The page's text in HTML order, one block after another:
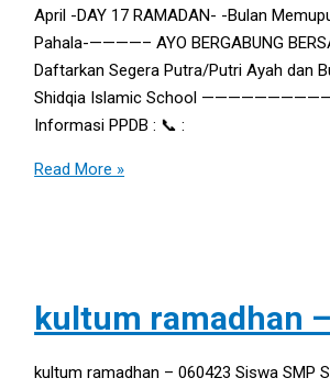
April -DAY 17 RAMADAN- -Bulan
Pahala-————– AYO BERGABUNG
Daftarkan Segera Putra/Putri Ayah dan
Shidqia Islamic School
Informasi PPDB : 📞 :
Read More »
kultum ramadhan
kultum ramadhan – 060423 Siswa SMP